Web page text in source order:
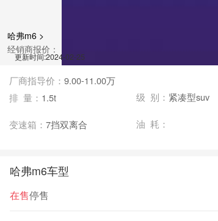
哈弗m6 >
经销商报价：
更新时间:2024-02-25
厂商指导价： 9.00-11.00万
排 量： 1.5t 级 别： 紧凑型suv
变速箱： 7挡双离合 油 耗：
哈弗m6车型
在售停售